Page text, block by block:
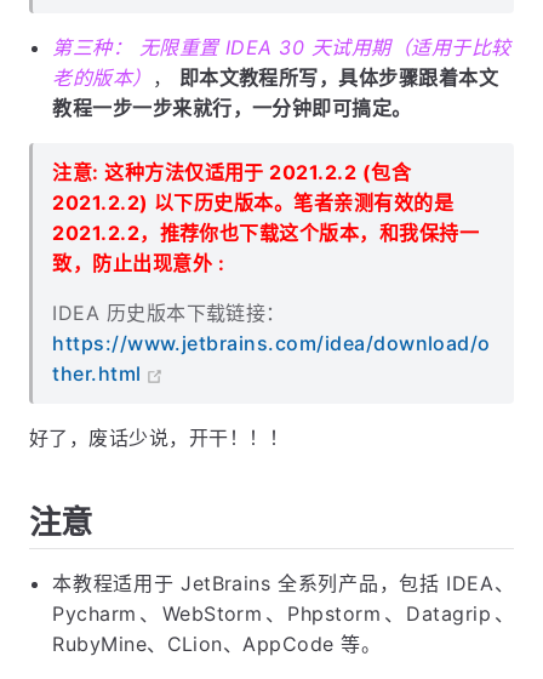
第三种： 无限重置 IDEA 30 天试用期（适用于比较
老的版本） ， 即本文教程所写，具体步骤跟着本文
教程一步一步来就行，一分钟即可搞定。
注意: 这种方法仅适用于 2021.2.2 (包含
2021.2.2) 以下历史版本。笔者亲测有效的是
2021.2.2，推荐你也下载这个版本，和我保持一
致，防止出现意外 :
IDEA 历史版本下载链接：
https://www.jetbrains.com/idea/download/o
ther.html
好了，废话少说，开干！！！
注意
本教程适用于 JetBrains 全系列产品，包括 IDEA、
Pycharm、WebStorm、Phpstorm、Datagrip、
RubyMine、CLion、AppCode 等。